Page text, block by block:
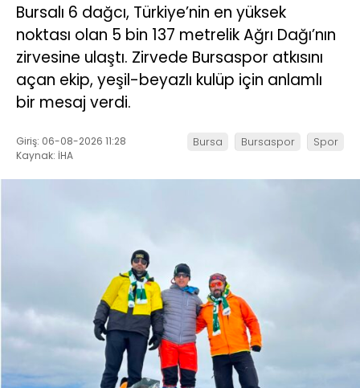
Bursalı 6 dağcı, Türkiye’nin en yüksek
noktası olan 5 bin 137 metrelik Ağrı Dağı’nın
zirvesine ulaştı. Zirvede Bursaspor atkısını
açan ekip, yeşil-beyazlı kulüp için anlamlı
bir mesaj verdi.
Giriş: 06-08-2026 11:28
Kaynak: İHA
Bursa Bursaspor Spor